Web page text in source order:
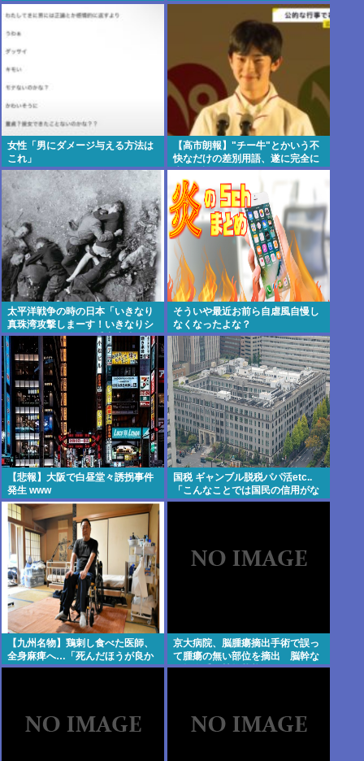
女性「男にダメージ与える方法は
これ」
【高市朗報】"チー牛"とかいう不
快なだけの差別用語、遂に完全に
廃れて誰も使わなくなる！www
太平洋戦争の時の日本「いきなり
真珠湾攻撃しまーす！いきなりシ
ンガポール侵略して捕虜虐待しま
ーす！」
そういや最近お前ら自虐風自慢し
なくなったよな？
【悲報】大阪で白昼堂々誘拐事件
発生 www
国税 ギャンブル脱税パパ活etc..
「こんなことでは国民の信用がな
くなってしまう」
【九州名物】鶏刺し食べた医師、
全身麻痺へ…「死んだほうが良か
った」
京大病院、脳腫瘍摘出手術で誤っ
て腫瘍の無い部位を摘出 脳幹な
ど損傷受け植物状態に